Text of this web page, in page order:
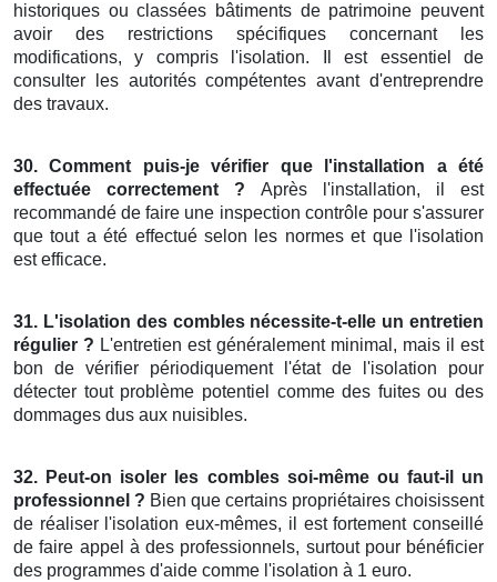
historiques ou classées bâtiments de patrimoine peuvent
avoir des restrictions spécifiques concernant les
modifications, y compris l'isolation. Il est essentiel de
consulter les autorités compétentes avant d'entreprendre
des travaux.
30. Comment puis-je vérifier que l'installation a été
effectuée correctement ? Après l'installation, il est
recommandé de faire une inspection contrôle pour s'assurer
que tout a été effectué selon les normes et que l'isolation
est efficace.
31. L'isolation des combles nécessite-t-elle un entretien
régulier ? L'entretien est généralement minimal, mais il est
bon de vérifier périodiquement l'état de l'isolation pour
détecter tout problème potentiel comme des fuites ou des
dommages dus aux nuisibles.
32. Peut-on isoler les combles soi-même ou faut-il un
professionnel ? Bien que certains propriétaires choisissent
de réaliser l'isolation eux-mêmes, il est fortement conseillé
de faire appel à des professionnels, surtout pour bénéficier
des programmes d'aide comme l'isolation à 1 euro.